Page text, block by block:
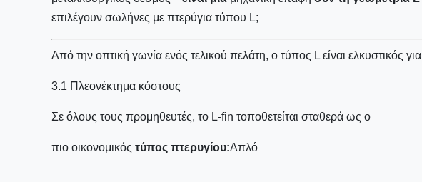
επιλέγουν σωλήνες με πτερύγια τύπου L;
Από την οπτική γωνία ενός τελικού πελάτη, ο τύπος L είναι ελκυστικός
3.1 Πλεονέκτημα κόστους
Σε όλους τους προμηθευτές, το L-fin τοποθετείται σταθερά ως ο
πιο οικονομικός τύπος πτερυγίου:Απλό